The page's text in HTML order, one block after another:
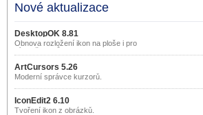
Nové aktualizace
DesktopOK 8.81
Obnova rozložení ikon na ploše i pro
více uživatelů.
ArtCursors 5.26
Moderní správce kurzorů.
IconEdit2 6.10
Tvoření ikon z obrázků.